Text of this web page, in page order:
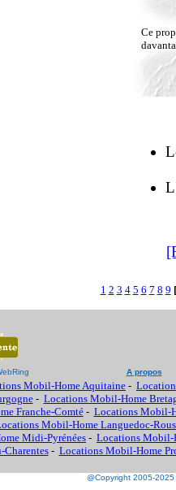
Ce
1 2 3 4 5 6 7 8 9
A propos
Mobil-Home Aquitaine -
- Locations Mobil-Home
Franche-Comté- Locations Mobil-
Mobil-Home Languedoc-
Midi-Pyrénées - Locations Mobil-
- Locations Mobil-Home
@Copyright 2005-